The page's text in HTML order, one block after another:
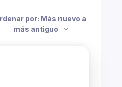
por: Más nuevo a
más antiguo